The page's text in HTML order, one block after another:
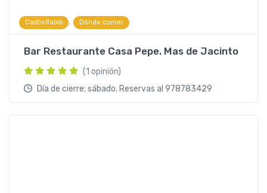
Castielfabib , Dónde comer
Bar Restaurante Casa Pepe. Mas de Jacinto
(1 opinión)
Día de cierre: sábado. Reservas al 978783429